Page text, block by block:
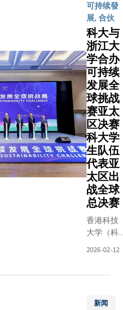
能源储存
案。通过
用准固态
解质技术
这种创新
钙离子电
有望提升
能效率和
持续性，
应用范围
盖可再生
源系统及
动汽车等
个领域。
项研究已
国际权威
学科期刊
《先进科
学》上发
表，标题
「基于氧
价有机框
性能准固
可持续發
展, 合伙
科大与
浙江大
学合办
可持续
发展全
球挑战
赛亚太
区决赛
科大学
生队伍
代表亚
太区出
战全球
总决赛
香港科技
大学（科
续发展全
2026-02-12
新闻